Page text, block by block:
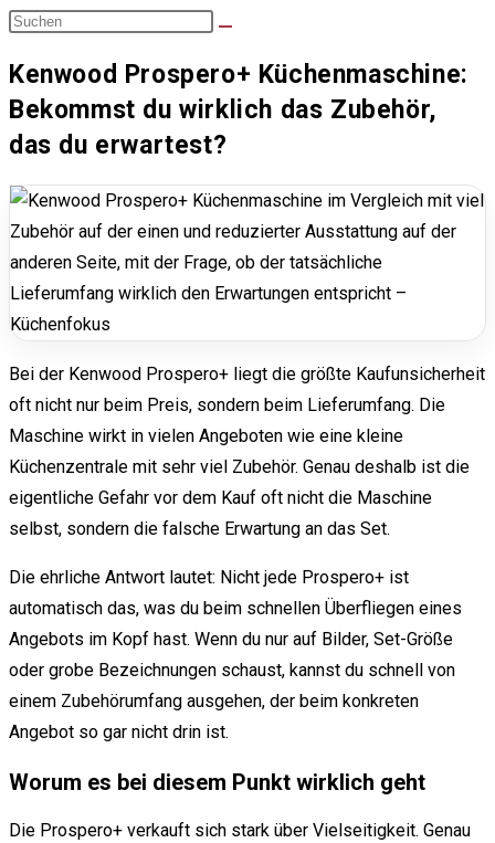
Kenwood Prospero+ Küchenmaschine:
Bekommst du wirklich das Zubehör,
das du erwartest?
Bei der Kenwood Prospero+ liegt die größte Kaufunsicherheit
oft nicht nur beim Preis, sondern beim Lieferumfang. Die
Maschine wirkt in vielen Angeboten wie eine kleine
Küchenzentrale mit sehr viel Zubehör. Genau deshalb ist die
eigentliche Gefahr vor dem Kauf oft nicht die Maschine
selbst, sondern die falsche Erwartung an das Set.
Die ehrliche Antwort lautet: Nicht jede Prospero+ ist
automatisch das, was du beim schnellen Überfliegen eines
Angebots im Kopf hast. Wenn du nur auf Bilder, Set-Größe
oder grobe Bezeichnungen schaust, kannst du schnell von
einem Zubehörumfang ausgehen, der beim konkreten
Angebot so gar nicht drin ist.
Worum es bei diesem Punkt wirklich geht
Die Prospero+ verkauft sich stark über Vielseitigkeit. Genau